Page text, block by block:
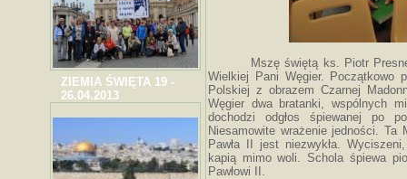
ZIEMIA ŚWIĘTA 19 -
26.04.2013
Mszę świętą ks. Piotr
Wielkiej Pani Węgier. Początkowo
Polskiej z obrazem Czarnej
Węgier dwa bratanki, wspólnych
dochodzi odgłos śpiewanej po
Niesamowite wrażenie jedności.
Pawła II jest niezwykła.
kapią mimo woli. Schola śpiewa
Pawłowi II.